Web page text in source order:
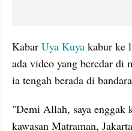
Kabar Uya Kuya kabur ke
ada video yang beredar di
ia tengah berada di
"Demi Allah, saya enggak
kawasan Matraman,